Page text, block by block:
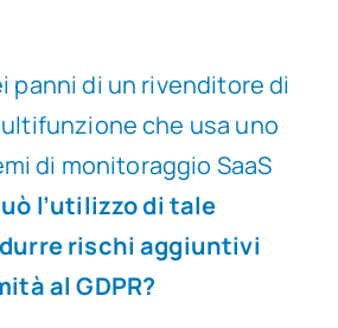
panni di un rivenditore di
che usa uno
di monitoraggio SaaS
l’utilizzo di tale
rischi aggiuntivi
al GDPR?